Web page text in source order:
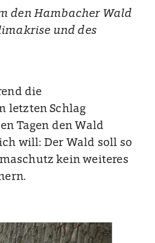
den Hambacher Wald
und des
die
letzten Schlag
Tagen den Wald
will: Der Wald soll so
kein weiteres